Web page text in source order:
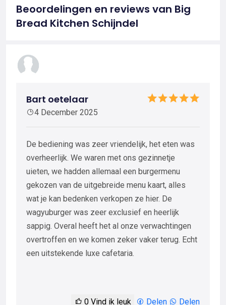
Beoordelingen en reviews van Big
Bread Kitchen Schijndel
Bart oetelaar
4 December 2025
De bediening was zeer vriendelijk, het eten was
overheerlijk. We waren met ons gezinnetje
uieten, we hadden allemaal een burgermenu
gekozen van de uitgebreide menu kaart, alles
wat je kan bedenken verkopen ze hier. De
wagyuburger was zeer exclusief en heerlijk
sappig. Overal heeft het al onze verwachtingen
overtroffen en we komen zeker vaker terug. Echt
een uitstekende luxe cafetaria.
0 Vind ik leuk Delen Delen